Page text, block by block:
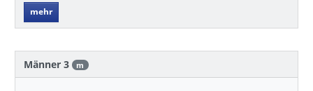
mehr
Männer 3 m